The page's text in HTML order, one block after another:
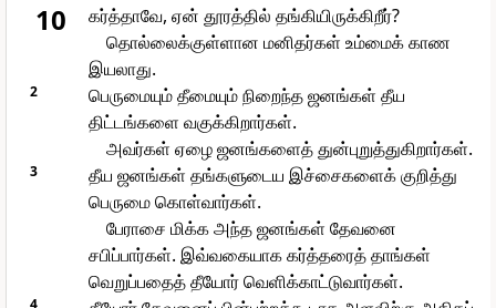
10
கர்த்தாவே, ஏன் தூரத்தில் தங்கியிருக்கிறீர்?
தொல்லைக்குள்ளான மனிதர்கள் உம்மைக் காண
இயலாது.
2
பெருமையும் தீமையும் நிறைந்த ஜனங்கள் தீய
திட்டங்களை வகுக்கிறார்கள்.
அவர்கள் ஏழை ஜனங்களைத் துன்புறுத்துகிறார்கள்.
3
தீய ஜனங்கள் தங்களுடைய இச்சைகளைக் குறித்து
பெருமை கொள்வார்கள்.
பேராசை மிக்க அந்த ஜனங்கள் தேவனை
சபிப்பார்கள். இவ்வகையாக கர்த்தரைத் தாங்கள்
வெறுப்பதைத் தீயோர் வெளிக்காட்டுவார்கள்.
4